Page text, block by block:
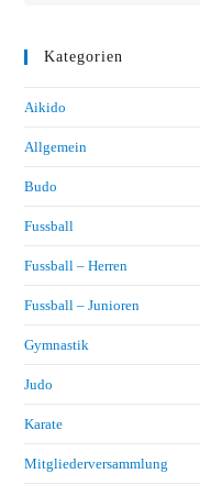
Kategorien
Aikido
Allgemein
Budo
Fussball
Fussball – Herren
Fussball – Junioren
Gymnastik
Judo
Karate
Mitgliederversammlung